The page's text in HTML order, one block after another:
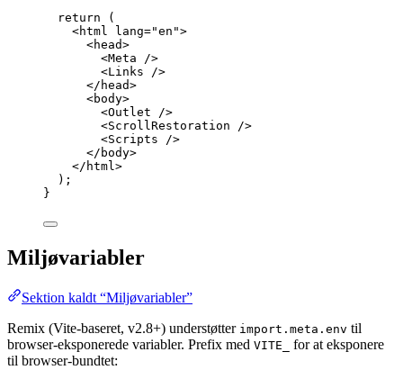
return (
<html lang="en ">
<head>
<Meta />
<Links />
</ head>
<body>
<Outlet />
<ScrollRestoration />
<Scripts />
</ body>
</ html>
);
}
Miljøvariabler
Sektion kaldt “Miljøvariabler”
Remix (Vite-baseret, v2.8+) understøtter import.meta.env til
browser-eksponerede variabler. Prefix med VITE_
for at eksponere
til browser-bundtet: